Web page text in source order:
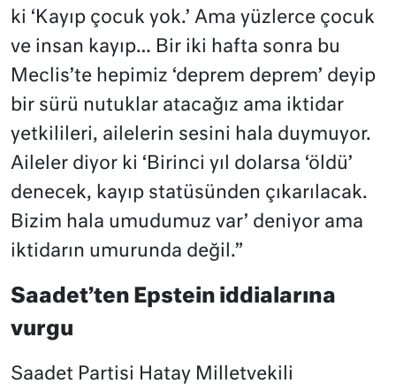
ki ‘Kayıp çocuk yok.’ Ama yüzlerce çocuk
ve insan kayıp… Bir iki hafta sonra bu
Meclis’te hepimiz ‘deprem deprem’ deyip
bir sürü nutuklar atacağız ama iktidar
yetkilileri, ailelerin sesini hala duymuyor.
Aileler diyor ki ‘Birinci yıl dolarsa ‘öldü’
denecek, kayıp statüsünden çıkarılacak.
Bizim hala umudumuz var’ deniyor ama
iktidarın umurunda değil.”
Saadet’ten Epstein iddialarına
vurgu
Saadet Partisi Hatay Milletvekili